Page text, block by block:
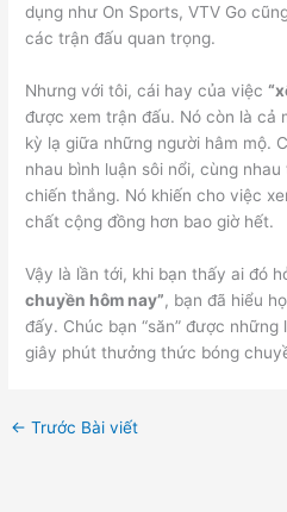
dụng như On Sports, VTV Go
các trận đấu quan trọng.
Nhưng với tôi, cái hay của việc
được xem trận đấu. Nó còn là cả
kỳ lạ giữa những người hâm mộ.
nhau bình luận sôi nổi, cùng
chiến thắng. Nó khiến cho việc
chất cộng đồng hơn bao giờ hết.
Vậy là lần tới, khi bạn thấy ai đó
chuyền hôm nay”, bạn đã hiểu
đấy. Chúc bạn “săn” được
giây phút thưởng thức bóng
← Trước Bài viết